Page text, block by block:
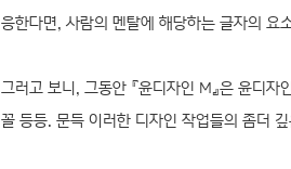
응한다면, 사람의 멘탈에 해당하는 글자의 요
그러고 보니, 그동안 『윤디자인 M』은 윤디
꼴 등등. 문득 이러한 디자인 작업들의 좀더